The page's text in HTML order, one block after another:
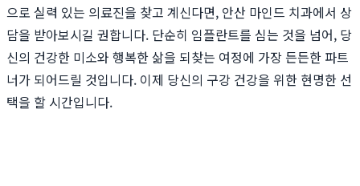
으로 실력 있는 의료진을 찾고 계신다면, 안산 마인드 치과에서 상
담을 받아보시길 권합니다. 단순히 임플란트를 심는 것을 넘어, 당
신의 건강한 미소와 행복한 삶을 되찾는 여정에 가장 든든한 파트
너가 되어드릴 것입니다. 이제 당신의 구강 건강을 위한 현명한 선
택을 할 시간입니다.